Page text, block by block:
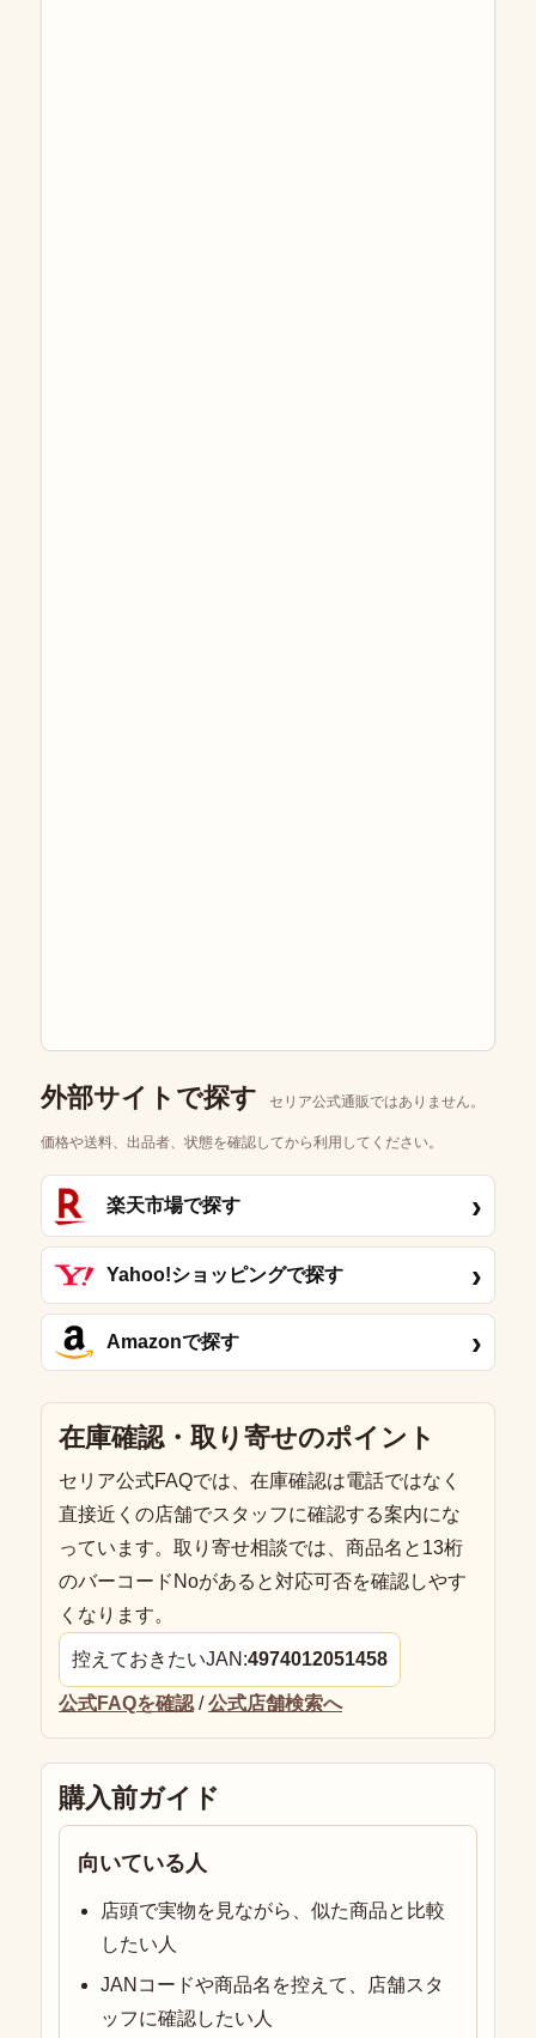
外部サイトで探す セリア公式通販ではありません。
価格や送料、出品者、状態を確認してから利用してください。
楽天市場で探す ›
Yahoo!ショッピングで探す ›
Amazonで探す ›
在庫確認・取り寄せのポイント
セリア公式FAQでは、在庫確認は電話ではなく
直接近くの店舗でスタッフに確認する案内にな
っています。取り寄せ相談では、商品名と13桁
のバーコードNoがあると対応可否を確認しやす
くなります。
控えておきたいJAN:4974012051458
公式FAQを確認 /公式店舗検索へ
購入前ガイド
向いている人
店頭で実物を見ながら、似た商品と比較
したい人
JANコードや商品名を控えて、店舗スタ
ッフに確認したい人